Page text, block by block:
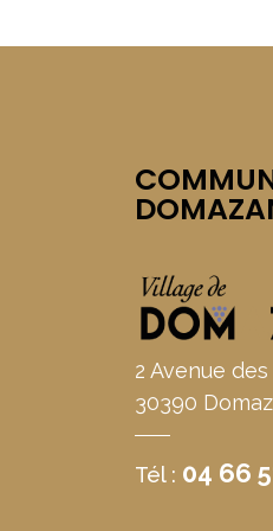
2 Avenue
30390
Tél : 04 66